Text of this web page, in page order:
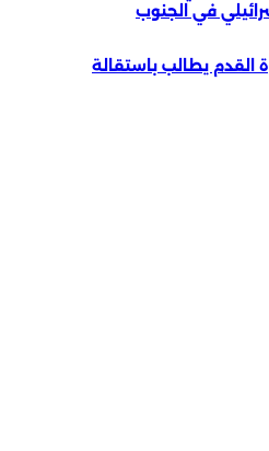
في الجنوب
القدم يطالب باستقالة